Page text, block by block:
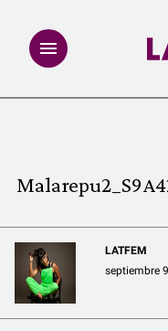
REDACCIÓN ABIERTA
LATFEMLAB.
LATFEM
septiembre